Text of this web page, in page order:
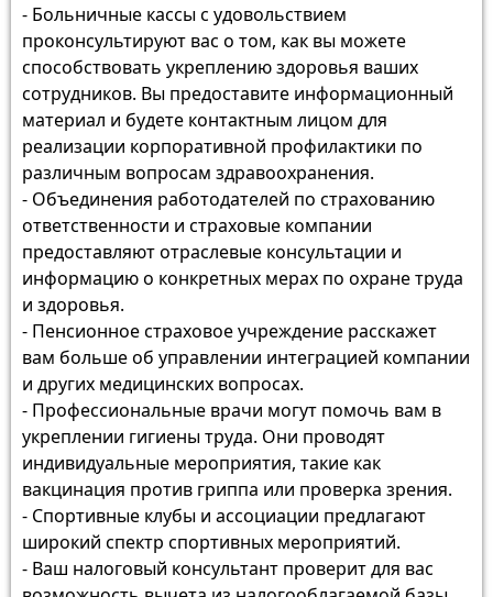
- Больничные кассы с удовольствием
проконсультируют вас о том, как вы можете
способствовать укреплению здоровья ваших
сотрудников. Вы предоставите информационный
материал и будете контактным лицом для
реализации корпоративной профилактики по
различным вопросам здравоохранения.
- Объединения работодателей по страхованию
ответственности и страховые компании
предоставляют отраслевые консультации и
информацию о конкретных мерах по охране труда
и здоровья.
- Пенсионное страховое учреждение расскажет
вам больше об управлении интеграцией компании
и других медицинских вопросах.
- Профессиональные врачи могут помочь вам в
укреплении гигиены труда. Они проводят
индивидуальные мероприятия, такие как
вакцинация против гриппа или проверка зрения.
- Спортивные клубы и ассоциации предлагают
широкий спектр спортивных мероприятий.
- Ваш налоговый консультант проверит для вас